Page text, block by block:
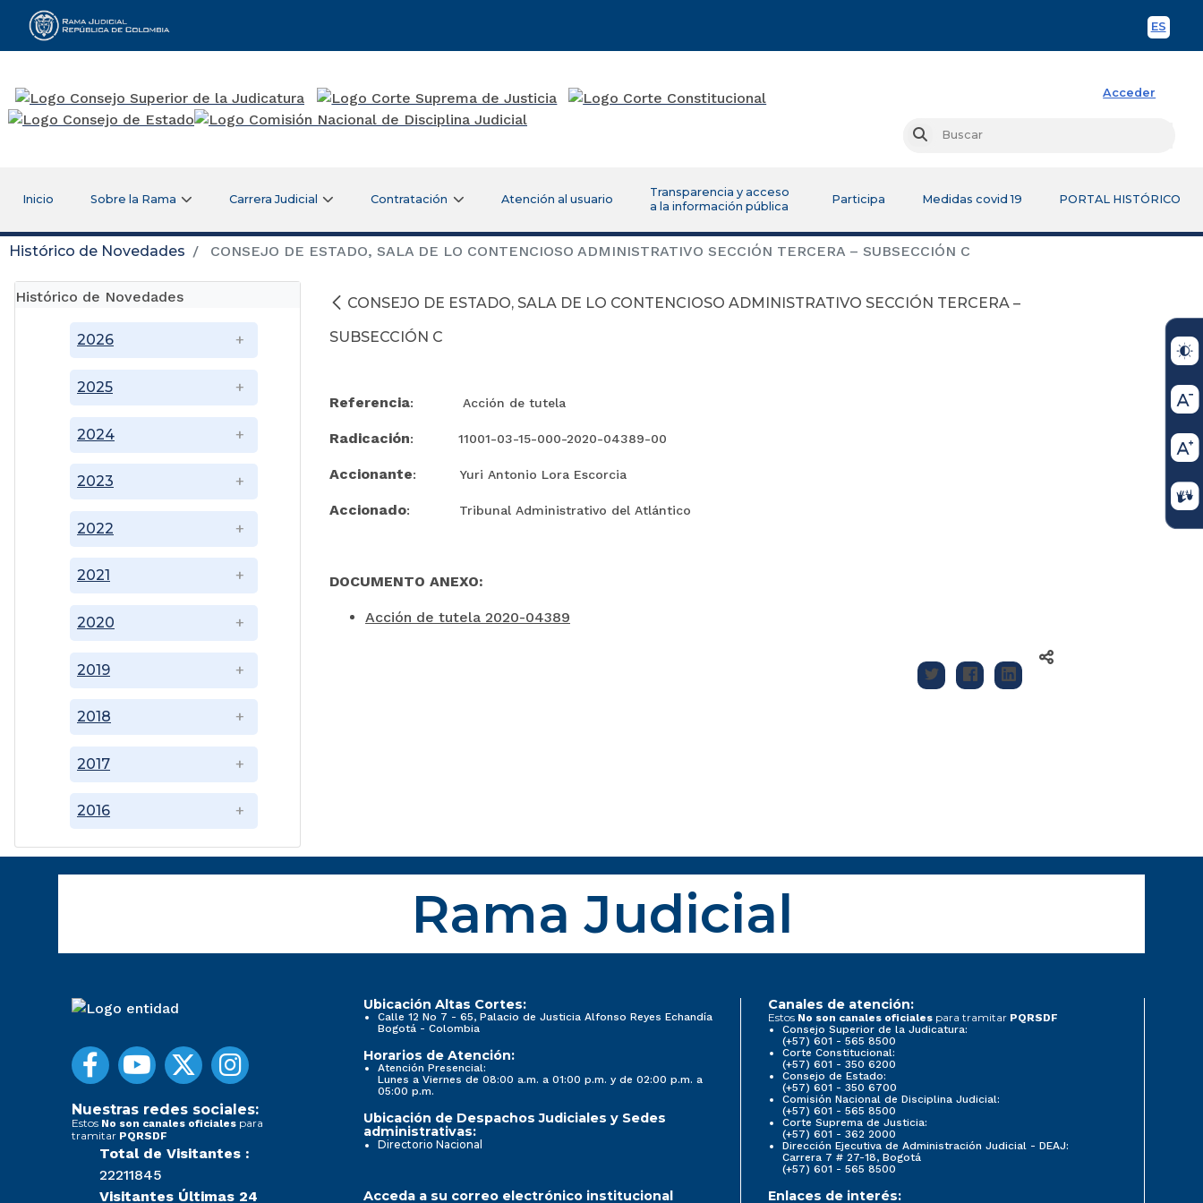
ES
Rama Judicial
Acceder
Buscar
Inicio Sobre la Rama Carrera Judicial Contratación Atención al usuario
Transparencia y acceso
a la información pública
Participa Medidas covid 19 PORTAL HISTÓRICO
Histórico de Novedades CONSEJO DE ESTADO, SALA DE LO CONTENCIOSO ADMINISTRATIVO SECCIÓN TERCERA – SUBSECCIÓN C
Histórico de Novedades
2016
2017
2018
2019
2020
2021
2022
2023
2024
2025
2026
CONSEJO DE ESTADO, SALA DE LO CONTENCIOSO ADMINISTRATIVO SECCIÓN TERCERA –
SUBSECCIÓN C
Referencia: Acción de tutela
Radicación: 11001-03-15-000-2020-04389-00
Accionante: Yuri Antonio Lora Escorcia
Accionado: Tribunal Administrativo del Atlántico
DOCUMENTO ANEXO:
Acción de tutela 2020-04389
Rama Judicial
Nuestras redes sociales:
Estos No son canales oficiales para
tramitar PQRSDF
Total de Visitantes :
22211845
Visitantes Últimas 24
Ubicación Altas Cortes:
Calle 12 No 7 - 65, Palacio de Justicia Alfonso Reyes Echandía
Bogotá - Colombia
Horarios de Atención:
Atención Presencial:
Lunes a Viernes de 08:00 a.m. a 01:00 p.m. y de 02:00 p.m. a
05:00 p.m.
Ubicación de Despachos Judiciales y Sedes
administrativas:
Directorio Nacional
Canales de atención:
Estos No son canales oficiales para tramitar PQRSDF
Consejo Superior de la Judicatura:
(+57) 601 - 565 8500
Corte Constitucional:
(+57) 601 - 350 6200
Consejo de Estado:
(+57) 601 - 350 6700
Comisión Nacional de Disciplina Judicial:
(+57) 601 - 565 8500
Corte Suprema de Justicia:
(+57) 601 - 362 2000
Dirección Ejecutiva de Administración Judicial - DEAJ:
Carrera 7 # 27-18, Bogotá
(+57) 601 - 565 8500
Acceda a su correo electrónico institucional Enlaces de interés: